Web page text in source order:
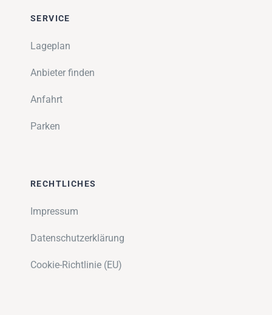
SERVICE
Lageplan
Anbieter finden
Anfahrt
Parken
RECHTLICHES
Impressum
Datenschutzerklärung
Cookie-Richtlinie (EU)